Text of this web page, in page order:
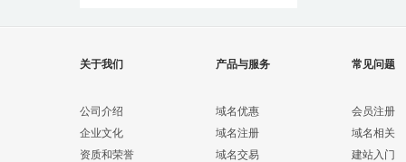
关于我们
公司介绍
企业文化
资质和荣誉
产品与服务
域名优惠
域名注册
域名交易
常见问题
会员注册
域名相关
建站入门